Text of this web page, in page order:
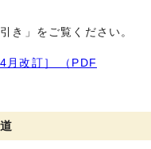
き」をご覧ください。
月改訂］ （PDF